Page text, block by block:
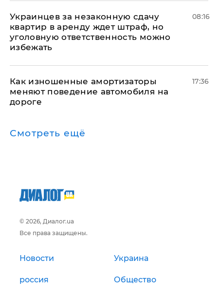
Украинцев за незаконную сдачу
квартир в аренду ждет штраф, но
уголовную ответственность можно
избежать
08:16
Как изношенные амортизаторы
меняют поведение автомобиля на
дороге
17:36
Смотреть ещё
© 2026, Диалог.ua
Все права защищены.
Новости Украина
россия Общество